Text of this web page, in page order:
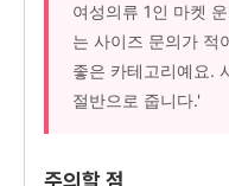
여성의류 1인 마켓
는 사이즈 문의가 적
좋은 카테고리예요.
절반으로 줍니다.'